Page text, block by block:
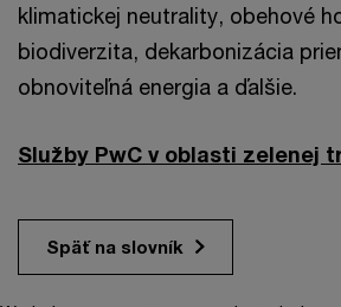
klimatickej neutrality, obehové
biodiverzita, dekarbonizácia
obnoviteľná energia a ďalšie.
Služby PwC v oblasti zelenej
Späť na slovník